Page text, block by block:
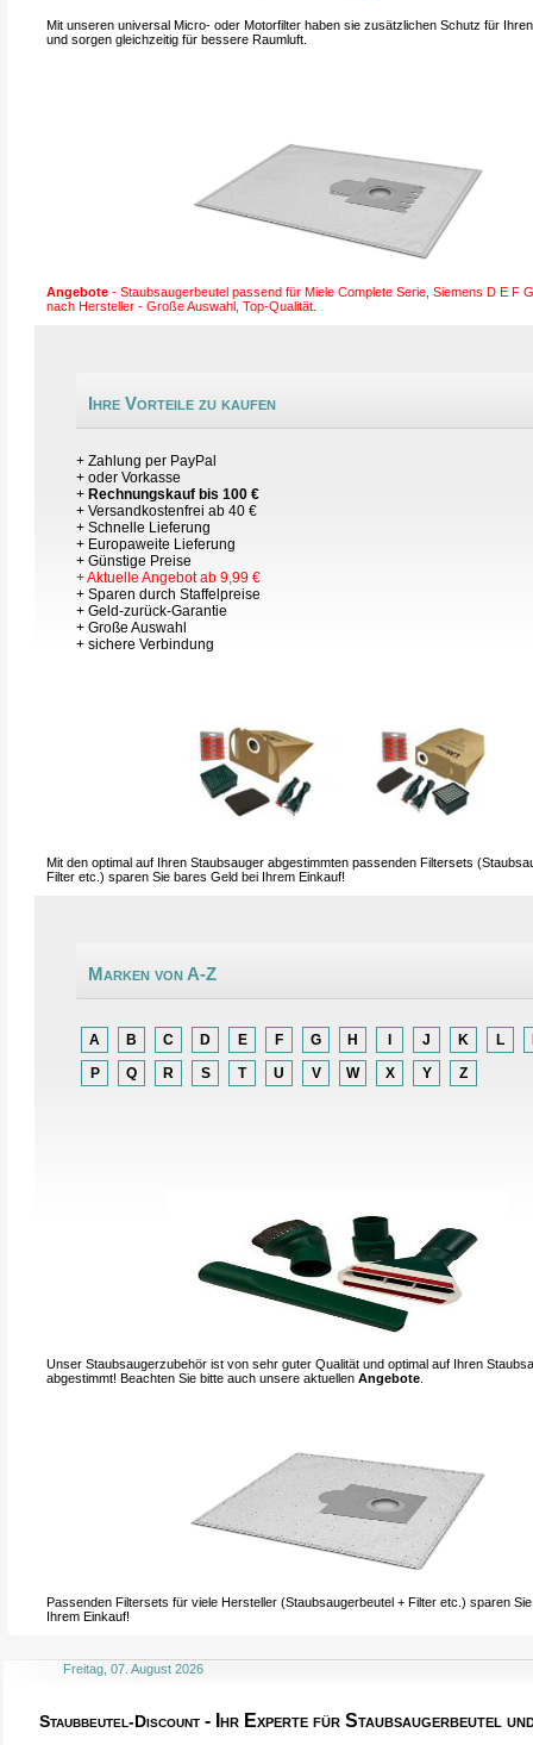
Mit unseren universal Micro- oder Motorfilter haben sie zusätzlichen Schutz für
und sorgen gleichzeitig für bessere Raumluft.
Angebote - Staubsaugerbeutel passend für Miele Complete Serie, Siemens D E F
nach Hersteller - Große Auswahl, Top-Qualität.
Ihre Vorteile zu kaufen
+ Zahlung per PayPal
+ oder Vorkasse
+ Rechnungskauf bis 100 €
+ Versandkostenfrei ab 40 €
+ Schnelle Lieferung
+ Europaweite Lieferung
+ Günstige Preise
+ Aktuelle Angebot ab 9,99 €
+ Sparen durch Staffelpreise
+ Geld-zurück-Garantie
+ Große Auswahl
+ sichere Verbindung
Mit den optimal auf Ihren Staubsauger abgestimmten passenden Filtersets
Filter etc.) sparen Sie bares Geld bei Ihrem Einkauf!
Marken von A-Z
A B C D E F G H J K L
P
Q R S T U V W X Y Z
Unser Staubsaugerzubehör ist von sehr guter Qualität und optimal auf Ihren
abgestimmt! Beachten Sie bitte auch unsere aktuellenAngebote
Passenden Filtersets für viele Hersteller (Staubsaugerbeutel + Filter etc.) sparen
Ihrem Einkauf!
Freitag, 07. August 2026
Staubbeutel-Discount - Ihr Experte für Staubsaugerbeutel